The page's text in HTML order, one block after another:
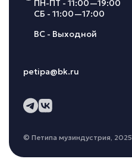
ПН-ПТ - 11:00—19:00
СБ - 11:00—17:00
ВС - Выходной
petipa@bk.ru
© Петипа музиндустрия, 2025